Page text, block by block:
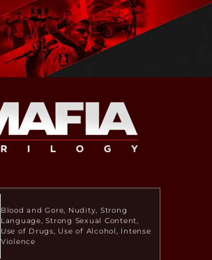
Blood and Gore Nudity Strong
Language Strong Sexual Content
Use of Drugs
Use of Alcohol
Intense
Violence